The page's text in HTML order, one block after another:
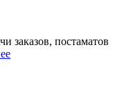
заказов, постаматов